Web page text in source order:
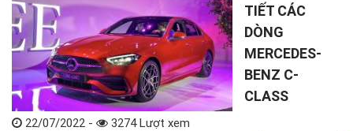
TIẾT CÁC
DÒNG
MERCEDES-
BENZ C-
CLASS
22/07/2022 - 3274 Lượt xem